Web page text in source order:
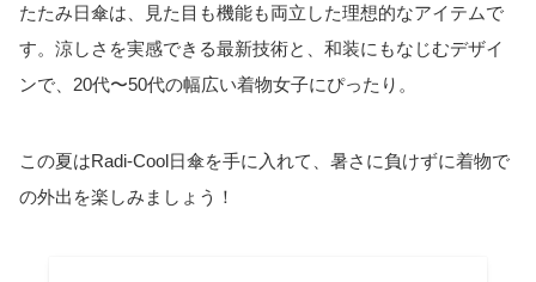
たたみ日傘は、見た目も機能も両立した理想的なアイテムで
す。涼しさを実感できる最新技術と、和装にもなじむデザイ
ンで、20代〜50代の幅広い着物女子にぴったり。
この夏はRadi-Cool日傘を手に入れて、暑さに負けずに着物で
の外出を楽しみましょう！